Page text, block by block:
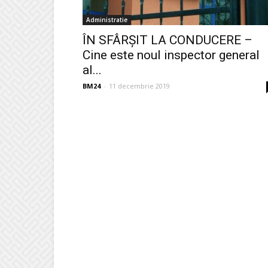
Administratie
ÎN SFÂRȘIT LA CONDUCERE –
Cine este noul inspector general
al...
BM24 - 11 decembrie 2019